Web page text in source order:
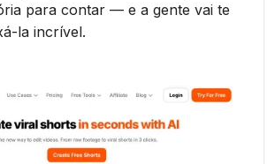
para contar — e a gente vai te
la incrível.